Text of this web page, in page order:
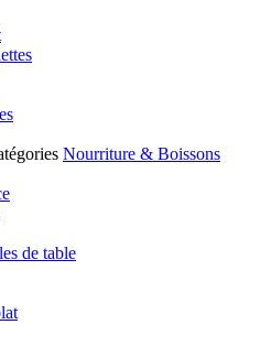
Nourriture & Boissons
de table